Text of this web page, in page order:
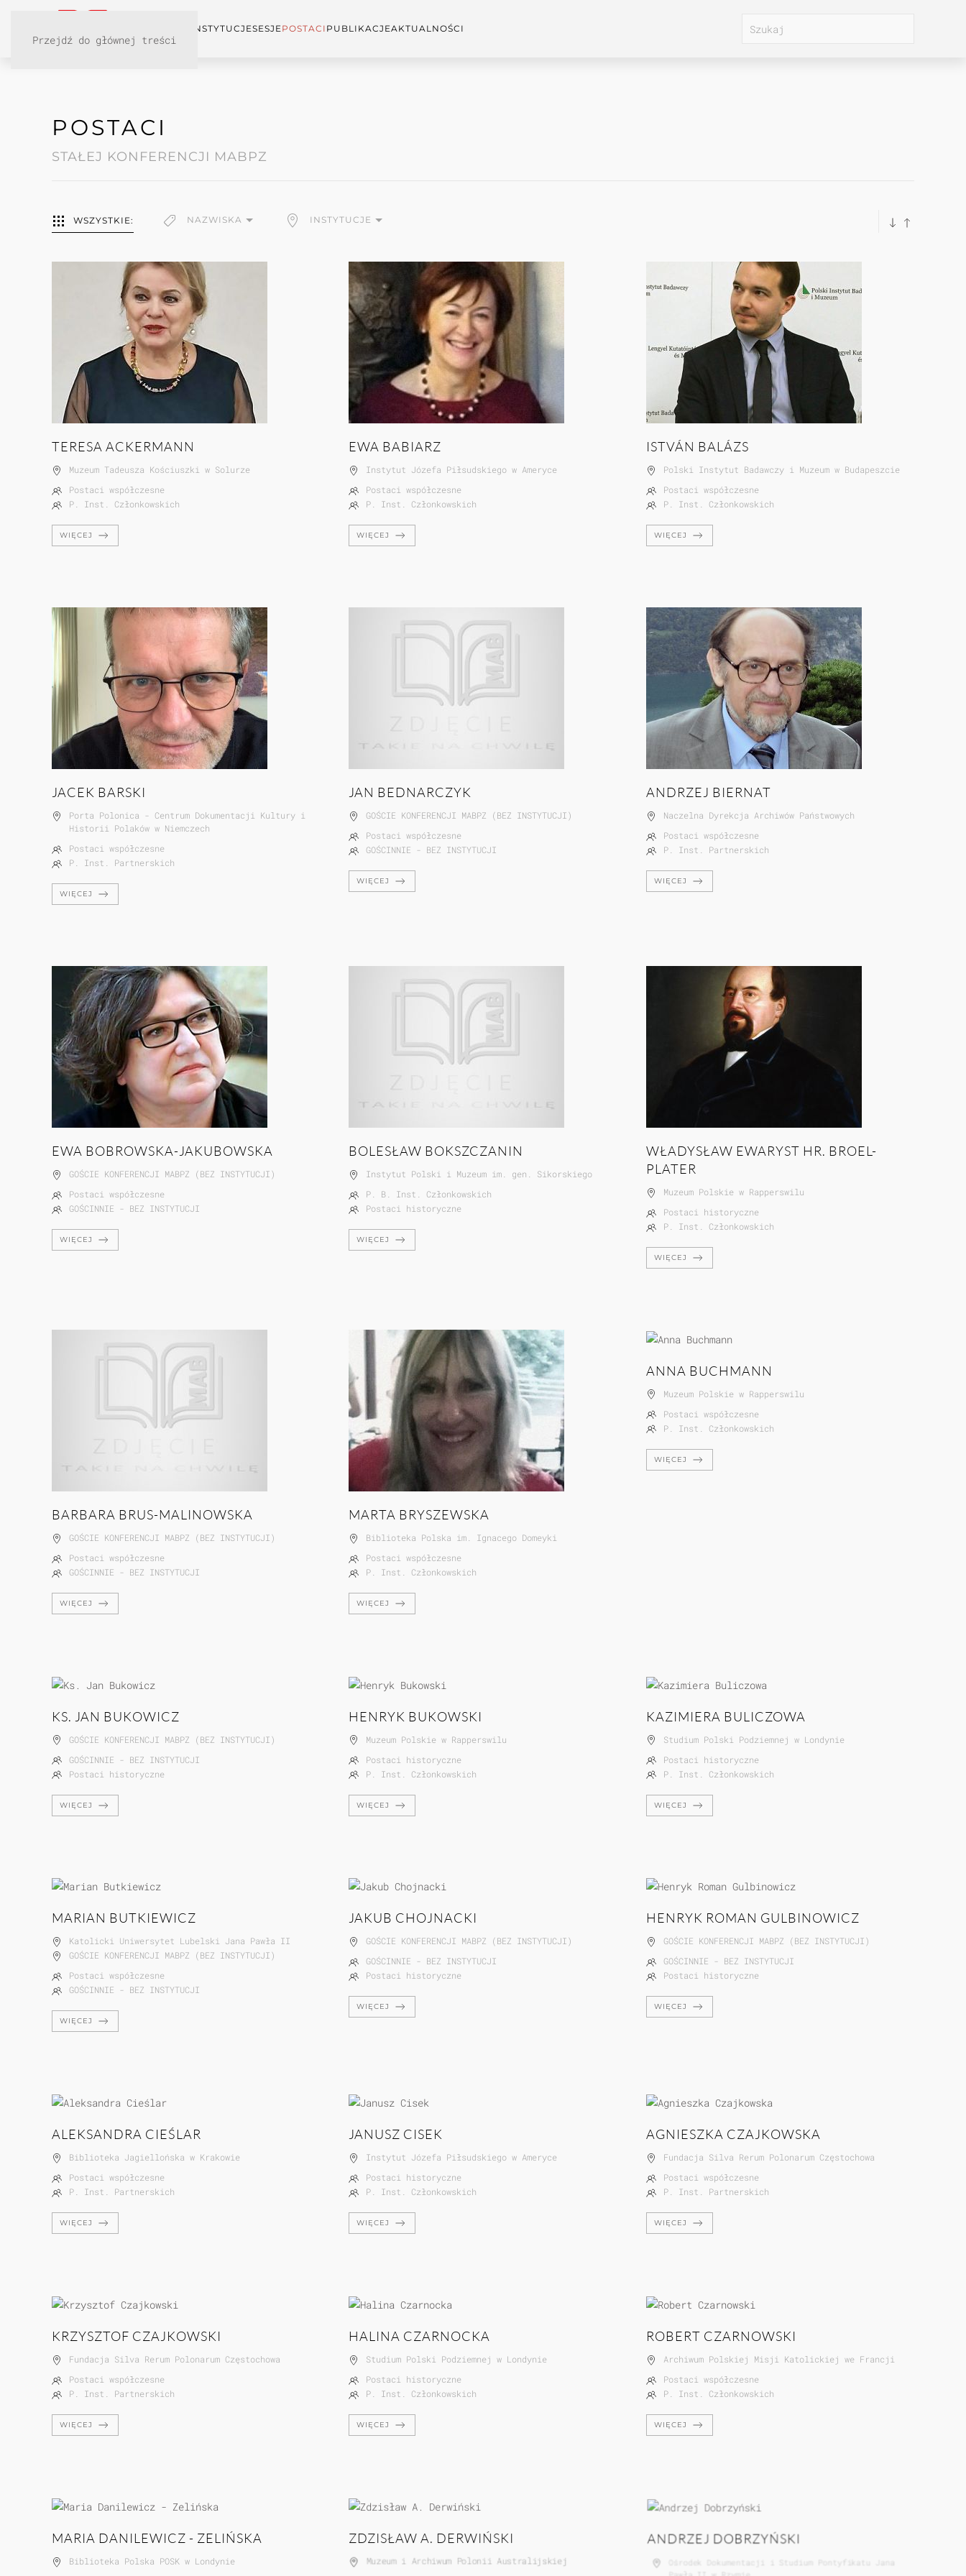
Przejdź do głównej treści
INSTYTUCJESESJEPOSTACI PUBLIKACJEAKTUALNOŚCI
POSTACI
STAŁEJ KONFERENCJI MABPZ
WSZYSTKIE: NAZWISKA INSTYTUCJE
TERESA ACKERMANN
Muzeum Tadeusza Kościuszki w Solurze
Postaci współczesne
P. Inst. Członkowskich
WIĘCEJ
EWA BABIARZ
Instytut Józefa Piłsudskiego w Ameryce
Postaci współczesne
P. Inst. Członkowskich
WIĘCEJ
ISTVÁN BALÁZS
Polski Instytut Badawczy i Muzeum w Budapeszcie
Postaci współczesne
P. Inst. Członkowskich
WIĘCEJ
JACEK BARSKI
Porta Polonica - Centrum Dokumentacji Kultury i
Historii Polaków w Niemczech
Postaci współczesne
P. Inst. Partnerskich
WIĘCEJ
JAN BEDNARCZYK
GOŚCIE KONFERENCJI MABPZ (BEZ INSTYTUCJI)
Postaci współczesne
GOŚCINNIE - BEZ INSTYTUCJI
WIĘCEJ
ANDRZEJ BIERNAT
Naczelna Dyrekcja Archiwów Państwowych
Postaci współczesne
P. Inst. Partnerskich
WIĘCEJ
EWA BOBROWSKA-JAKUBOWSKA
GOŚCIE KONFERENCJI MABPZ (BEZ INSTYTUCJI)
Postaci współczesne
GOŚCINNIE - BEZ INSTYTUCJI
WIĘCEJ
BOLESŁAW BOKSZCZANIN
Instytut Polski i Muzeum im. gen. Sikorskiego
P. B. Inst. Członkowskich
Postaci historyczne
WIĘCEJ
WŁADYSŁAW EWARYST HR. BROEL-
PLATER
Muzeum Polskie w Rapperswilu
Postaci historyczne
P. Inst. Członkowskich
WIĘCEJ
BARBARA BRUS-MALINOWSKA
GOŚCIE KONFERENCJI MABPZ (BEZ INSTYTUCJI)
Postaci współczesne
GOŚCINNIE - BEZ INSTYTUCJI
WIĘCEJ
MARTA BRYSZEWSKA
Biblioteka Polska im. Ignacego Domeyki
Postaci współczesne
P. Inst. Członkowskich
WIĘCEJ
ANNA BUCHMANN
Muzeum Polskie w Rapperswilu
Postaci współczesne
P. Inst. Członkowskich
WIĘCEJ
KS. JAN BUKOWICZ
GOŚCIE KONFERENCJI MABPZ (BEZ INSTYTUCJI)
GOŚCINNIE - BEZ INSTYTUCJI
Postaci historyczne
WIĘCEJ
HENRYK BUKOWSKI
Muzeum Polskie w Rapperswilu
Postaci historyczne
P. Inst. Członkowskich
WIĘCEJ
KAZIMIERA BULICZOWA
Studium Polski Podziemnej w Londynie
Postaci historyczne
P. Inst. Członkowskich
WIĘCEJ
MARIAN BUTKIEWICZ
Katolicki Uniwersytet Lubelski Jana Pawła II
GOŚCIE KONFERENCJI MABPZ (BEZ INSTYTUCJI)
Postaci współczesne
GOŚCINNIE - BEZ INSTYTUCJI
WIĘCEJ
JAKUB CHOJNACKI
GOŚCIE KONFERENCJI MABPZ (BEZ INSTYTUCJI)
GOŚCINNIE - BEZ INSTYTUCJI
Postaci historyczne
WIĘCEJ
HENRYK ROMAN GULBINOWICZ
GOŚCIE KONFERENCJI MABPZ (BEZ INSTYTUCJI)
GOŚCINNIE - BEZ INSTYTUCJI
Postaci historyczne
WIĘCEJ
ALEKSANDRA CIEŚLAR
Biblioteka Jagiellońska w Krakowie
Postaci współczesne
P. Inst. Partnerskich
WIĘCEJ
JANUSZ CISEK
Instytut Józefa Piłsudskiego w Ameryce
Postaci historyczne
P. Inst. Członkowskich
WIĘCEJ
AGNIESZKA CZAJKOWSKA
Fundacja Silva Rerum Polonarum Częstochowa
Postaci współczesne
P. Inst. Partnerskich
WIĘCEJ
KRZYSZTOF CZAJKOWSKI
Fundacja Silva Rerum Polonarum Częstochowa
Postaci współczesne
P. Inst. Partnerskich
WIĘCEJ
HALINA CZARNOCKA
Studium Polski Podziemnej w Londynie
Postaci historyczne
P. Inst. Członkowskich
WIĘCEJ
ROBERT CZARNOWSKI
Archiwum Polskiej Misji Katolickiej we Francji
Postaci współczesne
P. Inst. Członkowskich
WIĘCEJ
MARIA DANILEWICZ - ZELIŃSKA
Biblioteka Polska POSK w Londynie
ZDZISŁAW A. DERWIŃSKI
Muzeum i Archiwum Polonii Australijskiej
ANDRZEJ DOBRZYŃSKI
Ośrodek Dokumentacji i Studium Pontyfikatu Jana